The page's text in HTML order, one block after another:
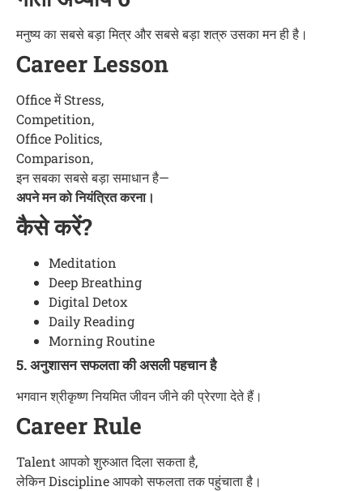
मनुष्य का सबसे बड़ा मित्र और सबसे बड़ा शत्रु उसका मन ही है।
Career Lesson
Office में Stress,
Competition,
Office Politics,
Comparison,
इन सबका सबसे बड़ा समाधान है—
अपने मन को नियंत्रित करना।
कैसे करें?
Meditation
Deep Breathing
Digital Detox
Daily Reading
Morning Routine
5. अनुशासन सफलता की असली पहचान है
भगवान श्रीकृष्ण नियमित जीवन जीने की प्रेरणा देते हैं।
Career Rule
Talent आपको शुरुआत दिला सकता है,
लेकिन Discipline आपको सफलता तक पहुंचाता है।